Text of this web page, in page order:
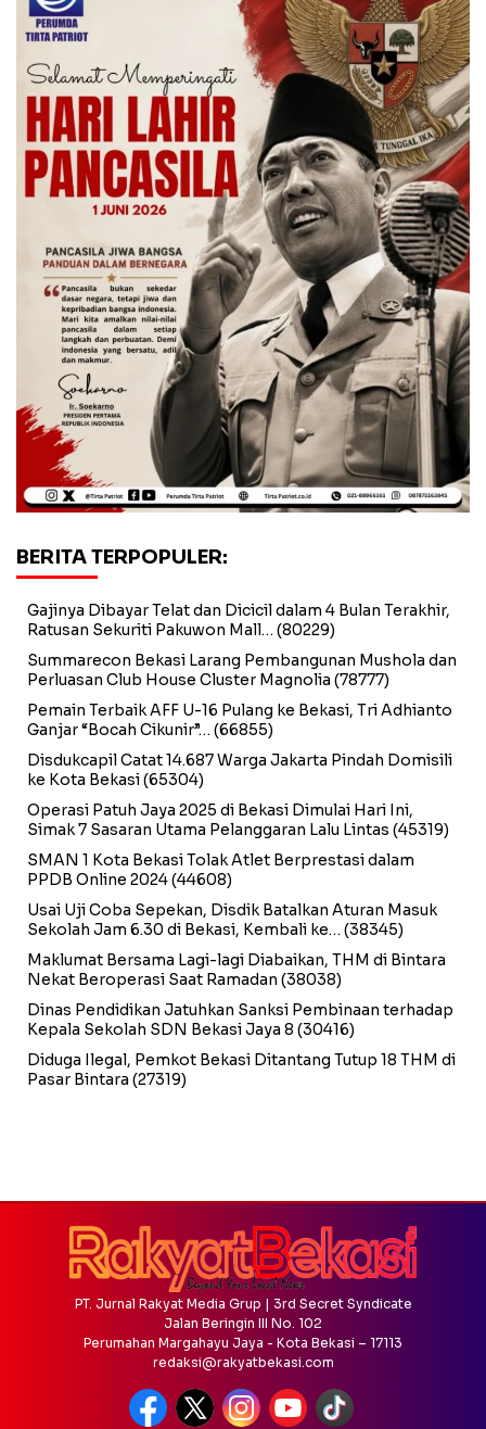
BERITA TERPOPULER:
Gajinya Dibayar Telat dan Dicicil dalam 4 Bulan Terakhir,
Ratusan Sekuriti Pakuwon Mall… (80229)
Summarecon Bekasi Larang Pembangunan Mushola dan
Perluasan Club House Cluster Magnolia (78777)
Pemain Terbaik AFF U-16 Pulang ke Bekasi, Tri Adhianto
Ganjar “Bocah Cikunir”… (66855)
Disdukcapil Catat 14.687 Warga Jakarta Pindah Domisili
ke Kota Bekasi(65304)
Operasi Patuh Jaya 2025 di Bekasi Dimulai Hari Ini,
Simak 7 Sasaran Utama Pelanggaran Lalu Lintas (45319)
SMAN 1 Kota Bekasi Tolak Atlet Berprestasi dalam
PPDB Online 2024(44608)
Usai Uji Coba Sepekan, Disdik Batalkan Aturan Masuk
Sekolah Jam 6.30 di Bekasi, Kembali ke… (38345)
Maklumat Bersama Lagi-lagi Diabaikan, THM di Bintara
Nekat Beroperasi Saat Ramadan (38038)
Dinas Pendidikan Jatuhkan Sanksi Pembinaan terhadap
Kepala Sekolah SDN Bekasi Jaya 8 (30416)
Diduga Ilegal, Pemkot Bekasi Ditantang Tutup 18 THM di
Pasar Bintara (27319)
PT. Jurnal Rakyat Media Grup | 3rd Secret Syndicate
Jalan Beringin III No. 102
Perumahan Margahayu Jaya - Kota Bekasi – 17113
redaksi@rakyatbekasi.com